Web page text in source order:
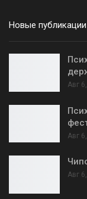
Новые публикации
Авг
Авг
Авг